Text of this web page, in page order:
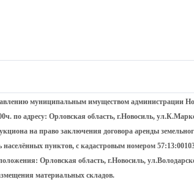
муниципальным имуществом администрации
по адресу: Орловская область, г.Новосиль,
на право заключения договора аренды
населённых пунктов, с кадастровым номером
Орловская область, г.Новосиль,
материальных складов.